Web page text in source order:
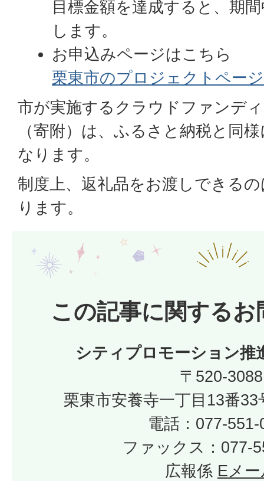
目標金額を達成すると、期
します。
お申込みページはこちら
栗東市のプロジェクトペー
市が実施するクラウドファンデ
（寄附）は、ふるさと納税と同
なります。
制度上、返礼品をお渡しできる
ります。
この記事に関するお
シティプロモーション推
〒520-3088
栗東市安養寺一丁目13番
電話：077-551-
ファックス：077-
広報係 Eメ